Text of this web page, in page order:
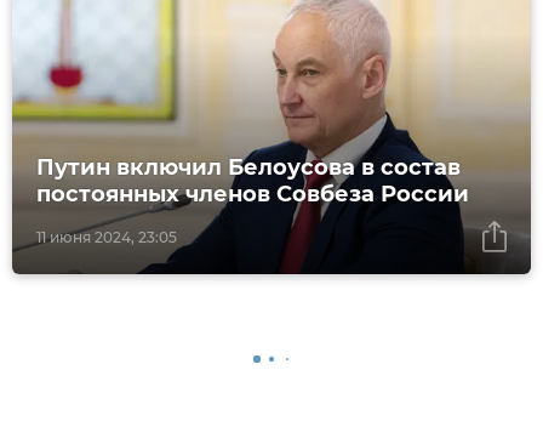
11 июня 2024, 23:05
Путин включил Белоусова в состав
постоянных членов Совбеза России